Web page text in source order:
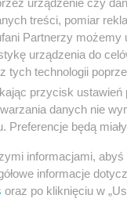
domową
ale nie tylko
konwencja
gdyż nie
treści, pomiar
Partnerzy
urządzenia do
tych technologii
przycisk
danych nie
Preferencje będą
informacjami,
informacje
oraz po kliknięciu w